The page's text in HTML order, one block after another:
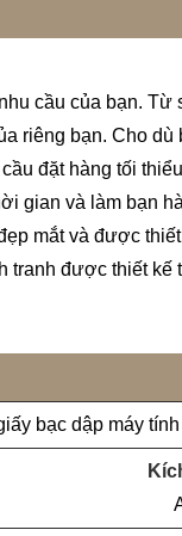
cầu của bạn.
riêng bạn. Cho
đặt hàng tối
gian và làm bạn
mắt và được
tranh được thiết
bạc dập máy